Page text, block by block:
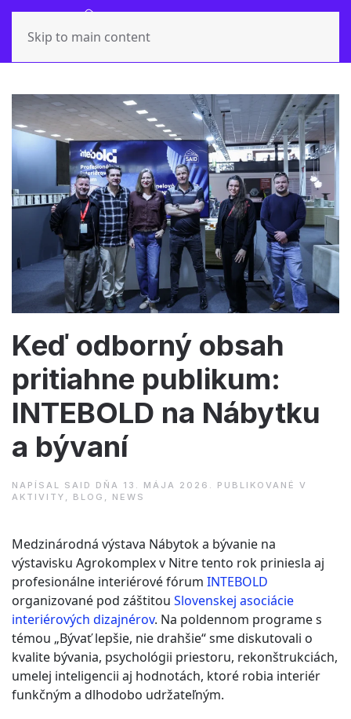
Skip to main content
Keď odborný obsah
pritiahne publikum:
INTEBOLD na Nábytku
a bývaní
NAPÍSAL SAID DŇA 13. MÁJA 2026
. PUBLIKOVANÉ V
AKTIVITY
BLOG NEWS
Medzinárodná výstava Nábytok a bývanie na
výstavisku Agrokomplex v Nitre tento rok priniesla aj
profesionálne interiérové fórum INTEBOLD
organizované pod záštitou Slovenskej asociácie
interiérových dizajnérov. Na poldennom programe s
témou „Bývať lepšie, nie drahšie“ sme diskutovali o
kvalite bývania, psychológii priestoru, rekonštrukciách,
umelej inteligencii aj hodnotách, ktoré robia interiér
funkčným a dlhodobo udržateľným.